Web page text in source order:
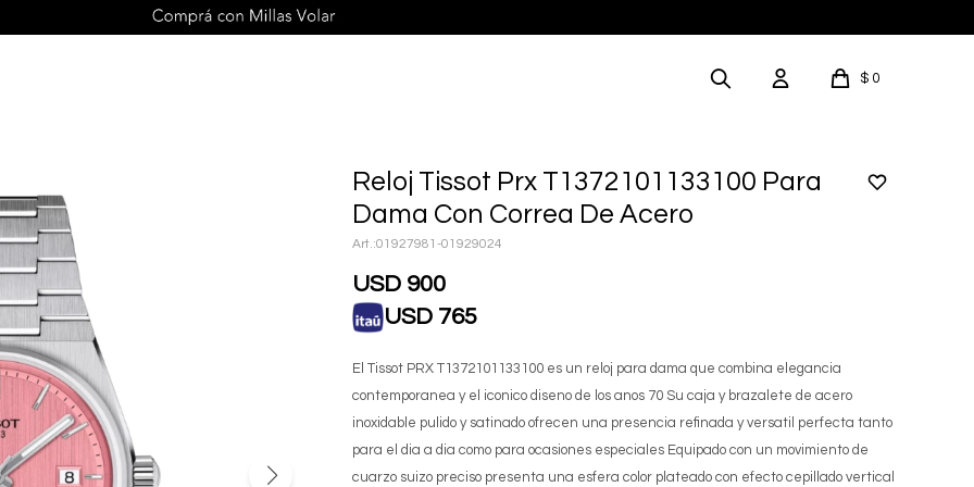
$ 0
Reloj Tissot Prx T1372101133100 Para
Dama Con Correa De Acero
01927981-01929024
USD 900
USD 765
El Tissot PRX T1372101133100 es un reloj para dama que combina elegancia
contemporanea y el iconico diseno de los anos 70 Su caja y brazalete de acero
inoxidable pulido y satinado ofrecen una presencia refinada y versatil perfecta tanto
para el dia a dia como para ocasiones especiales Equipado con un movimiento de
cuarzo suizo preciso presenta una esfera color plateado con efecto cepillado vertical